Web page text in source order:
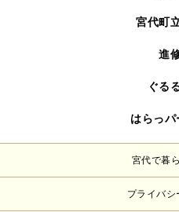
宮代町
進
ぐる
はらっ
宮代で暮
プライバシ